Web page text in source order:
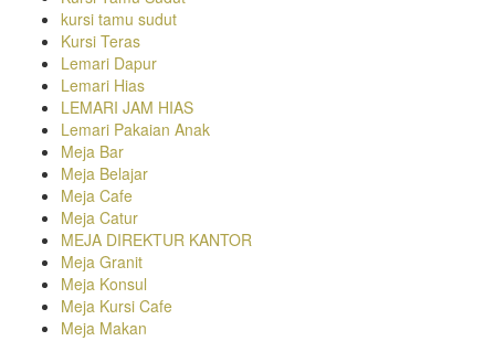
kursi tamu sudut
Kursi Teras
Lemari Dapur
Lemari Hias
LEMARI JAM HIAS
Lemari Pakaian Anak
Meja Bar
Meja Belajar
Meja Cafe
Meja Catur
MEJA DIREKTUR KANTOR
Meja Granit
Meja Konsul
Meja Kursi Cafe
Meja Makan